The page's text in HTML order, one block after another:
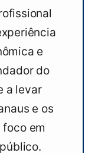
e
do
a levar
e os
em